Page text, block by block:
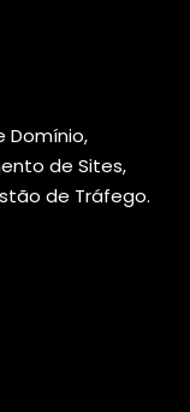
Domínio,
de Sites,
de Tráfego.